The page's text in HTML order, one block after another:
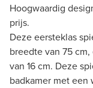
Hoogwaardig
prijs.
Deze eersteklas
breedte van 75
van 16 cm. Deze
badkamer met